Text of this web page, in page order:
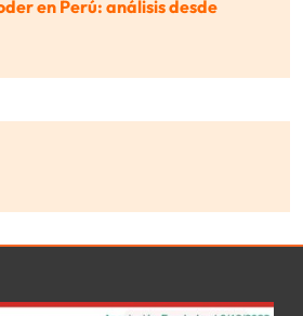
en Perú: análisis desde